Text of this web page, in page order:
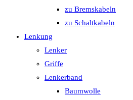
zu Bremskabeln
zu Schaltkabeln
Lenkung
Lenker
Griffe
Lenkerband
Baumwolle